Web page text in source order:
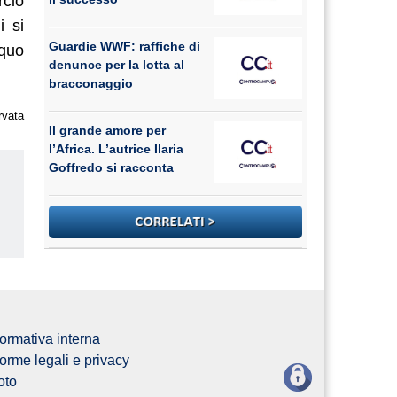
si
Guardie WWF: raffiche di
denunce per la lotta al
bracconaggio
Il grande amore per
l’Africa. L’autrice Ilaria
Goffredo si racconta
interna
legali e privacy